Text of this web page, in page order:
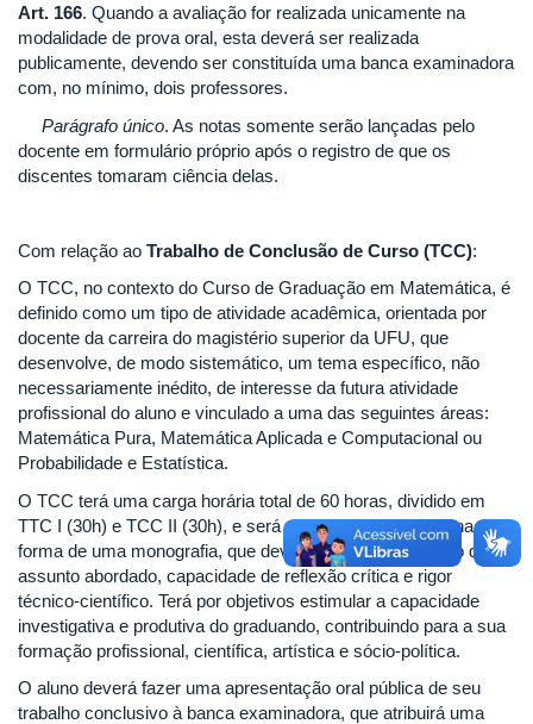
Art. 166. Quando a avaliação for realizada unicamente na
modalidade de prova oral, esta deverá ser realizada
publicamente, devendo ser constituída uma banca examinadora
com, no mínimo, dois professores.
Parágrafo único. As notas somente serão lançadas pelo
docente em formulário próprio após o registro de que os
discentes tomaram ciência delas.
Com relação ao Trabalho de Conclusão de Curso (TCC):
O TCC, no contexto do Curso de Graduação em Matemática, é
definido como um tipo de atividade acadêmica, orientada por
docente da carreira do magistério superior da UFU, que
desenvolve, de modo sistemático, um tema específico, não
necessariamente inédito, de interesse da futura atividade
profissional do aluno e vinculado a uma das seguintes áreas:
Matemática Pura, Matemática Aplicada e Computacional ou
Probabilidade e Estatística.
O TCC terá uma carga horária total de 60 horas, dividido em
TTC I (30h) e TCC II (30h), e será registrado por escrito na
forma de uma monografia, que deverá expressar domínio do
assunto abordado, capacidade de reflexão crítica e rigor
técnico-científico. Terá por objetivos estimular a capacidade
investigativa e produtiva do graduando, contribuindo para a sua
formação profissional, científica, artística e sócio-política.
O aluno deverá fazer uma apresentação oral pública de seu
trabalho conclusivo à banca examinadora, que atribuirá uma